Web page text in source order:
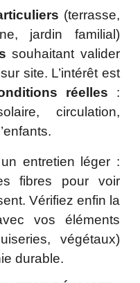
(terrasse,
jardin familial)
souhaitant valider
site. L’intérêt est
réelles :
circulation,
entretien léger :
fibres pour voir
Vérifiez enfin la
vos éléments
végétaux)
durable.